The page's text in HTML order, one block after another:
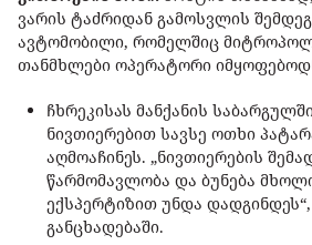
ვარის ტაძრიდან გამოსვლის
ავტომობილი, რომელშიც
თანმხლები ოპერატორი
ჩხრეკისას მანქანის
ნივთიერებით სავსე ოთხი
აღმოაჩინეს. „ნივთიერების
წარმომავლობა და ბუნება
ექსპერტიზით უნდა დადგინდეს“,
განცხადებაში.